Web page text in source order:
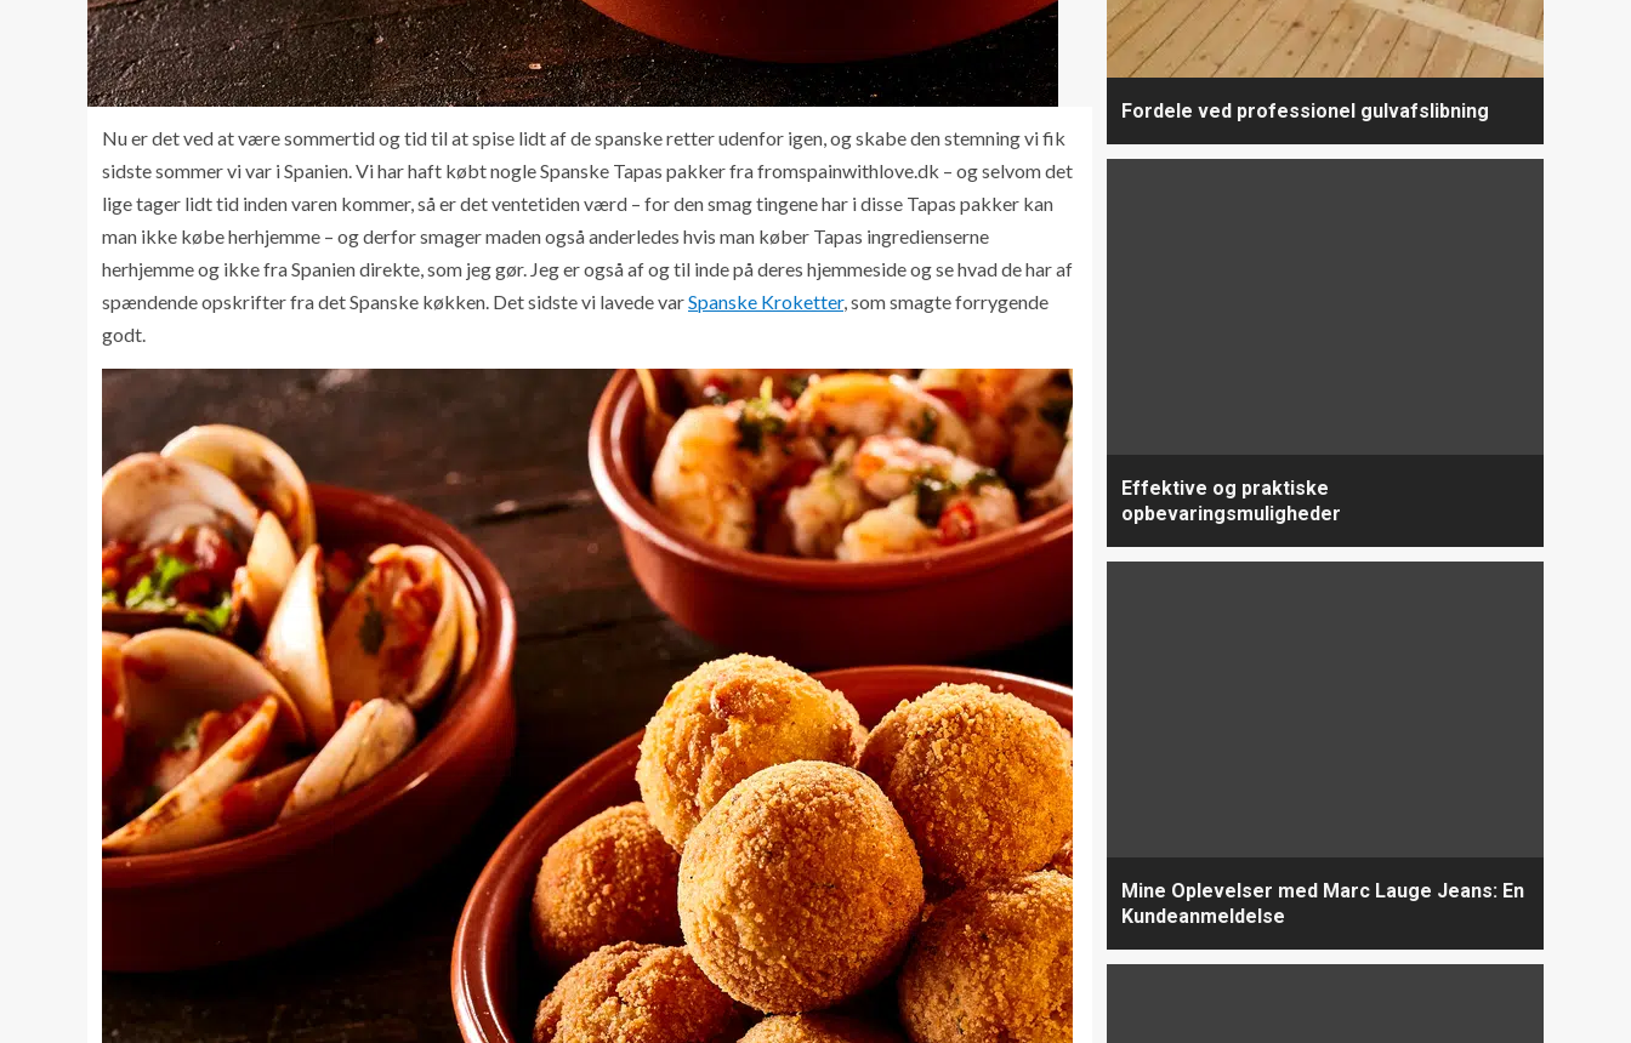
Nu er det ved at være sommertid og tid til at spise lidt af de spanske retter udenfor igen, og skabe den stemning vi fik
sidste sommer vi var i Spanien. Vi har haft købt nogle Spanske Tapas pakker fra fromspainwithlove.dk – og selvom det
lige tager lidt tid inden varen kommer, så er det ventetiden værd – for den smag tingene har i disse Tapas pakker kan
man ikke købe herhjemme – og derfor smager maden også anderledes hvis man køber Tapas ingredienserne
herhjemme og ikke fra Spanien direkte, som jeg gør. Jeg er også af og til inde på deres hjemmeside og se hvad de har af
spændende opskrifter fra det Spanske køkken. Det sidste vi lavede varSpanske Kroketter, som smagte forrygende
godt.
Fordele ved professionel gulvafslibning
Effektive og praktiske
opbevaringsmuligheder
Mine Oplevelser med Marc Lauge Jeans: En
Kundeanmeldelse